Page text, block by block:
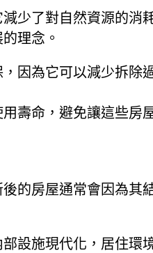
少了對自然資源的消
理念。
，因為它可以減少拆
壽命，避免讓這些房
的房屋通常會因為其
部設施現代化，居住